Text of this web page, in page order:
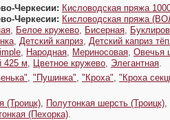
Черкесии: Кисловодская пряжа
Черкесии: Кисловодская пряжа
Белое кружево Бисерная
Детский каприз Детский каприз
Народная Мериносовая Овечья
425 м Цветное кружево Элегантная
"Пушинка" "Кроха" "Кроха
(Троицк) Полутонкая шерсть (Троицк)
(Пехорка)